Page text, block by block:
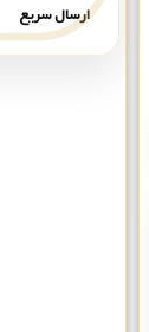
ارسال سریع